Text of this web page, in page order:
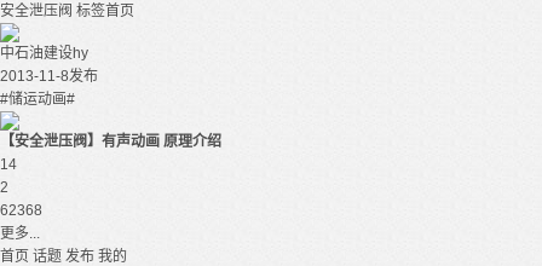
安全泄压阀 标签首页
中石油建设hy
2013-11-8发布
#储运动画#
【安全泄压阀】有声动画 原理介绍
14
2
62368
更多...
首页 话题 发布 我的